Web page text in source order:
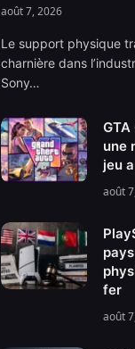
août 7, 2026
Le support physique
charnière dans
Sony…
une
jeu
août
fer
août